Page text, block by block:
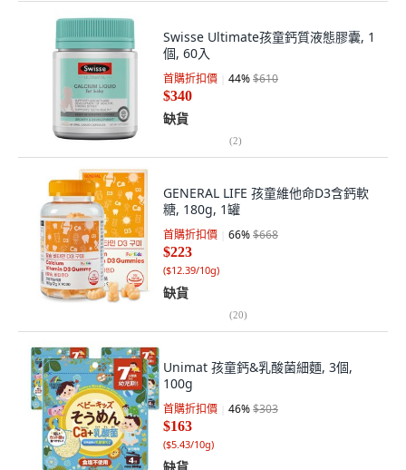
Swisse Ultimate孩童鈣質液態膠囊, 1
個, 60入
首購折扣價 44%$610
$340
缺貨
(2)
GENERAL LIFE 孩童維他命D3含鈣軟
糖, 180g, 1罐
首購折扣價 66%$668
$223
($12.39/10g)
缺貨
(20)
Unimat 孩童鈣&乳酸菌細麵, 3個,
100g
首購折扣價 46%$303
$163
($5.43/10g)